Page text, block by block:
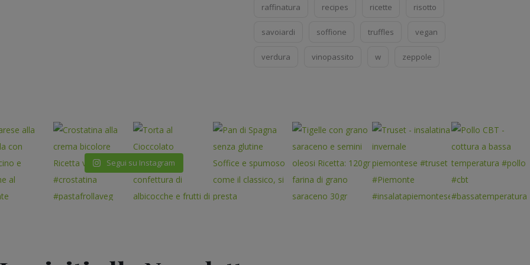
raffinatura recipes ricette risotto
savoiardi soffione truffles vegan
verdura vinopassito w zeppole
Segui su Instagram